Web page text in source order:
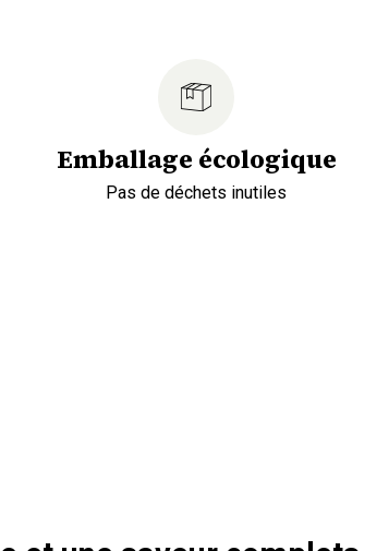
Emballage écologique
Pas de déchets inutiles